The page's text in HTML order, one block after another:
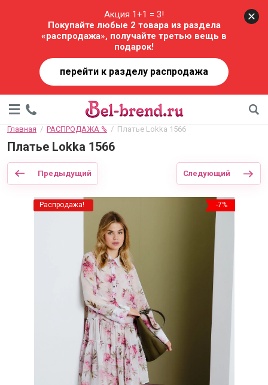
Акция 1+1 = 3!
Покупайте любые 2 товара из раздела
«распродажа», получайте третью вещь в
подарок!
перейти к разделу распродажа
Главная
  /
РАСПРОДАЖА %
  /  Платье Lokka 1566
Платье Lokka 1566
Предыдущий Следующий
-7%
Распродажа!